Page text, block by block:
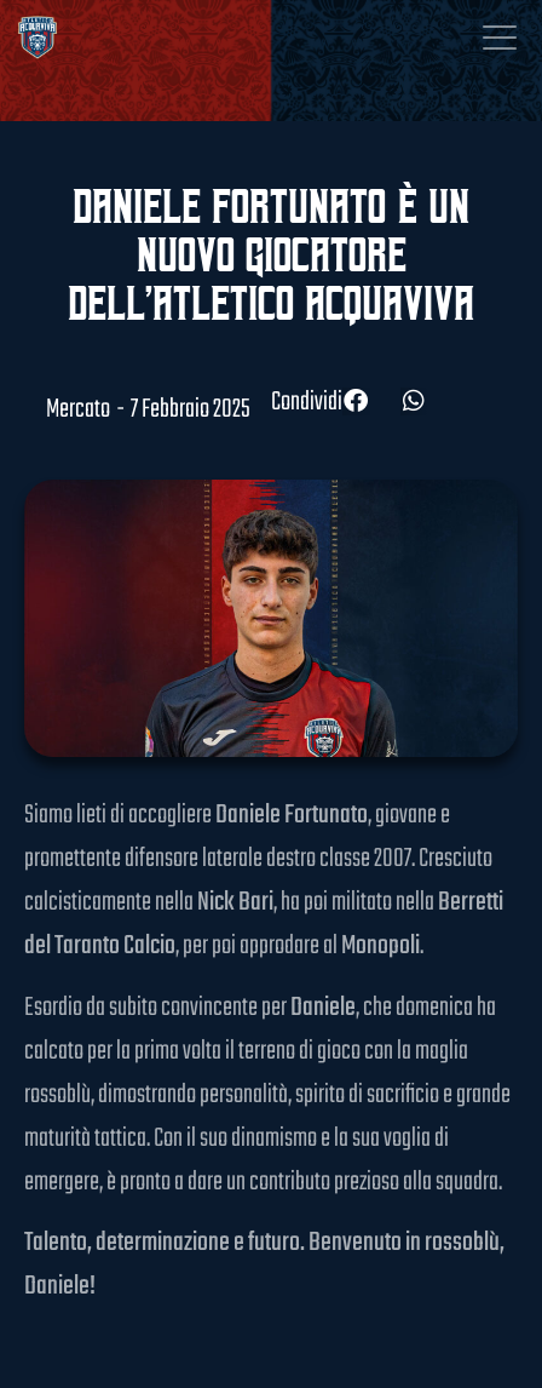
Daniele Fortunato è un
nuovo giocatore
dell’Atletico Acquaviva
Mercato-7 Febbraio 2025 Condividi
Siamo lieti di accogliereDaniele Fortunato, giovane e
promettente difensore laterale destro classe 2007. Cresciuto
calcisticamente nellaNick Bari, ha poi militato nellaBerretti
del Taranto Calcio, per poi approdare alMonopoli.
Esordio da subito convincente perDaniele, che domenica ha
calcato per la prima volta il terreno di gioco con la maglia
rossoblù, dimostrando personalità, spirito di sacrificio e grande
maturità tattica. Con il suo dinamismo e la sua voglia di
emergere, è pronto a dare un contributo prezioso alla squadra.
Talento, determinazione e futuro. Benvenuto in rossoblù,
Daniele!